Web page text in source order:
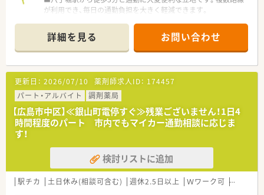
が利用でき、毎日の通勤負担を大きく軽減できます。
40枚、月間1000枚から1200枚程度です。
【募集背景と求める人物像について】
■欠員補充に伴う急募の求人です。これまでのご経験を活かし、
即戦力としてご活躍いただける方を歓迎いたします。
■平日は18時まで、土曜日は午前中まで勤務可能な方を募集し
ています。週3日から4日のシフトに対応できる方が対象です。
■患者様に寄り添った丁寧な服薬指導ができる方を求めていま
す。女性の患者様が多いため、細やかな配慮ができる方に最適で
す。
【法人特徴について】
■広島県内を中心に複数の店舗を展開している安定した法人で
す。地域に根ざした医療サービスを提供し続けています。
■調剤薬局の運営だけでなく、病院の経営コンサルタントや不動
詳細を見る お問い合わせ
更新日： 2026/07/10 薬剤師求人ID： 174457
パート・アルバイト
調剤薬局
【広島市中区】≪銀山町電停すぐ≫残業ございません！1日4
時間程度のパート 市内でもマイカー通勤相談に応じま
す！
検討リストに追加
駅チカ 土日休み(相談可含む) 週休2.5日以上 Ｗワーク可 残業な